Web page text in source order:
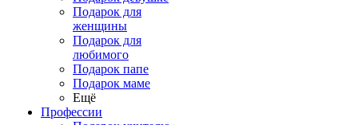
Подарок для
женщины
Подарок для
любимого
Подарок папе
Подарок маме
Ещё
Профессии